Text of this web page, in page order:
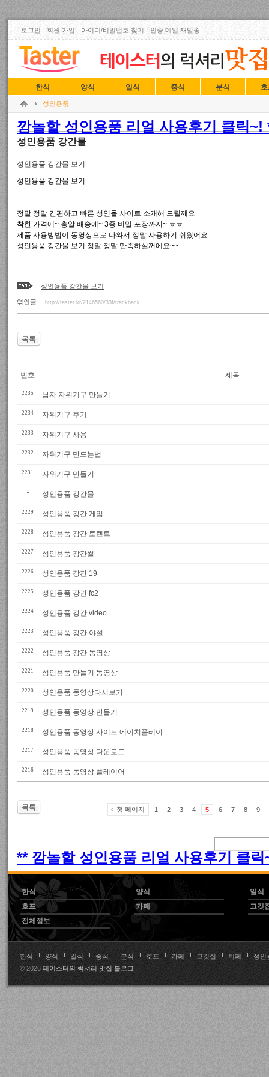
로그인 회원 가입 아이디/비밀번호 찾기 인증 메일 재발송
한식 양식 일식 중식 분식
성인용품
깜놀할 성인용품 리얼 사용후기 클릭~!
성인용품 강간물
성인용품 강간물 보기
성인용품 강간물 보기
정말 정말 간편하고 빠른 성인몰 사이트 소개해 드릴께요
착한 가격에~ 총알 배송에~ 3중 비밀 포장까지~ ㅎㅎ
제품 사용방법이 동영상으로 나와서 정말 사용하기 쉬웠어요
성인용품 강간물 보기 정말 정말 만족하실꺼에요~~
성인용품 강간물 보기
엮인글 : http://taster.kr/2146560/33f/trackback
목록
번호 제목
2235 남자 자위기구 만들기
2234 자위기구 후기
2233 자위기구 사용
2232 자위기구 만드는법
2231 자위기구 만들기
» 성인용품 강간물
2229 성인용품 강간 게임
2228 성인용품 강간 토렌트
2227 성인용품 강간썰
2226 성인용품 강간 19
2225 성인용품 강간 fc2
2224 성인용품 강간 video
2223 성인용품 강간 야설
2222 성인용품 강간 동영상
2221 성인용품 만들기 동영상
2220 성인용품 동영상다시보기
2219 성인용품 동영상 만들기
2218 성인용품 동영상 사이트 에이치플레이
2217 성인용품 동영상 다운로드
2216 성인용품 동영상 플레이어
목록 첫 페이지 1 2 3 4 5 6 7 8 9
** 깜놀할 성인용품 리얼 사용후기 클릭
한식 양식
일식
호프
카페
고깃
전체정보
한식 양식 일식 중식 분식 호프 카페 고깃집 뷔페
성인
© 2026 테이스터의 럭셔리 맛집 블로그